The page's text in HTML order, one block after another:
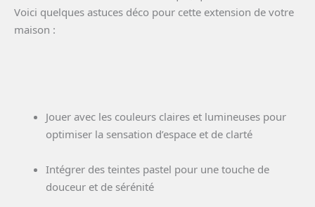
Voici quelques astuces déco pour cette extension de votre
maison :
Jouer avec les couleurs claires et lumineuses pour
optimiser la sensation d’espace et de clarté
Intégrer des teintes pastel pour une touche de
douceur et de sérénité